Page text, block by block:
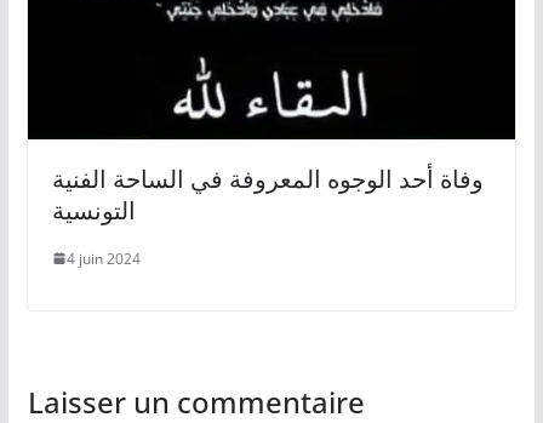
وفاة أحد الوجوه المعروفة في الساحة الفنية
التونسية
4 juin 2024
Laisser un commentaire